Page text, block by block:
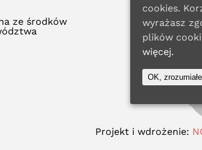
ze środków
Projekt i wdrożenie:
cookies.
wyrażasz
plików
więcej.
OK,